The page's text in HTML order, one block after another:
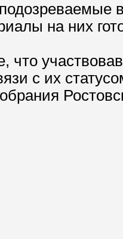
на них
что
с их